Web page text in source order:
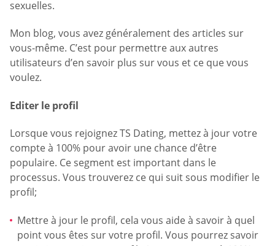
sexuelles.
Mon blog, vous avez généralement des articles sur
vous-même. C’est pour permettre aux autres
utilisateurs d’en savoir plus sur vous et ce que vous
voulez.
Editer le profil
Lorsque vous rejoignez TS Dating, mettez à jour votre
compte à 100% pour avoir une chance d’être
populaire. Ce segment est important dans le
processus. Vous trouverez ce qui suit sous modifier le
profil;
Mettre à jour le profil, cela vous aide à savoir à quel
point vous êtes sur votre profil. Vous pourrez savoir